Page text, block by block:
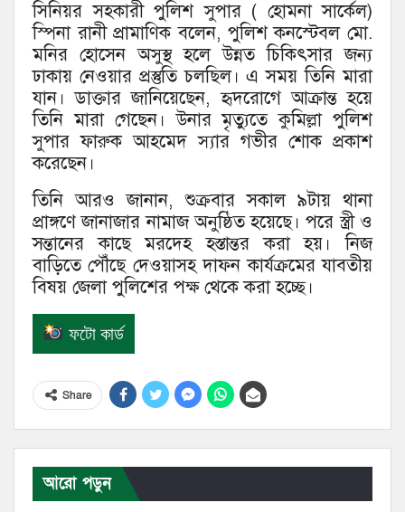
সিনিয়র সহকারী পুলিশ সুপার ( হোমনা সার্কেল)
স্পিনা রানী প্রামাণিক বলেন, পুলিশ কনস্টেবল মো.
মনির হোসেন অসুস্থ হলে উন্নত চিকিৎসার জন্য
ঢাকায় নেওয়ার প্রস্তুতি চলছিল। এ সময় তিনি মারা
যান। ডাক্তার জানিয়েছেন, হৃদরোগে আক্রান্ত হয়ে
তিনি মারা গেছেন। উনার মৃত্যুতে কুমিল্লা পুলিশ
সুপার ফারুক আহমেদ স্যার গভীর শোক প্রকাশ
করেছেন।
তিনি আরও জানান, শুক্রবার সকাল ৯টায় থানা
প্রাঙ্গণে জানাজার নামাজ অনুষ্ঠিত হয়েছে। পরে স্ত্রী ও
সন্তানের কাছে মরদেহ হস্তান্তর করা হয়। নিজ
বাড়িতে পৌঁছে দেওয়াসহ দাফন কার্যক্রমের যাবতীয়
বিষয় জেলা পুলিশের পক্ষ থেকে করা হচ্ছে।
ফটো কার্ড
Share
আরো পড়ুন